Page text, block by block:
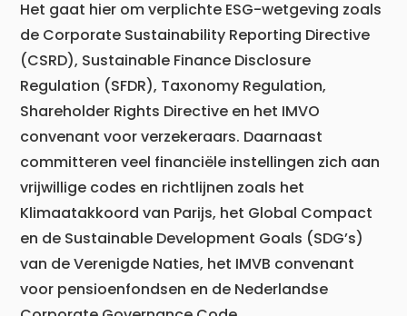
Het gaat hier om verplichte ESG-wetgeving zoals
de Corporate Sustainability Reporting Directive
(CSRD), Sustainable Finance Disclosure
Regulation (SFDR), Taxonomy Regulation,
Shareholder Rights Directive en het IMVO
convenant voor verzekeraars. Daarnaast
committeren veel financiële instellingen zich aan
vrijwillige codes en richtlijnen zoals het
Klimaatakkoord van Parijs, het Global Compact
en de Sustainable Development Goals (SDG’s)
van de Verenigde Naties, het IMVB convenant
voor pensioenfondsen en de Nederlandse